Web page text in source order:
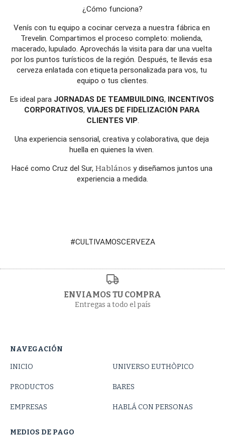
¿Cómo funciona?
Venís con tu equipo a cocinar cerveza a nuestra fábrica en
Trevelin. Compartimos el proceso completo: molienda,
macerado, lupulado. Aprovechás la visita para dar una vuelta
por los puntos turísticos de la región. Después, te llevás esa
cerveza enlatada con etiqueta personalizada para vos, tu
equipo o tus clientes.
Es ideal para JORNADAS DE TEAMBUILDING, INCENTIVOS
CORPORATIVOS, VIAJES DE FIDELIZACIÓN PARA
CLIENTES VIP.
Una experiencia sensorial, creativa y colaborativa, que deja
huella en quienes la viven.
Hacé como Cruz del Sur, Hablános y diseñamos juntos una
experiencia a medida.
#CULTIVAMOSCERVEZA
ENVIAMOS TU COMPRA
Entregas a todo el país
NAVEGACIÓN
INICIO UNIVERSO EUTHÒPICO
PRODUCTOS BARES
EMPRESAS HABLÁ CON PERSONAS
MEDIOS DE PAGO